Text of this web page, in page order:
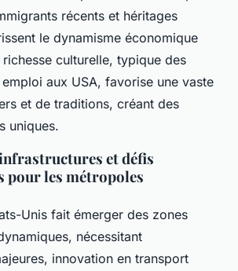
récents et héritages
le dynamisme économique
culturelle, typique des
aux USA, favorise une vaste
et de traditions, créant des
uniques.
et défis
pour les métropoles
Unis fait émerger des zones
nécessitant
innovation en transport